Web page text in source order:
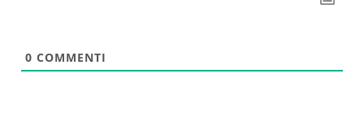
0 COMMENTI